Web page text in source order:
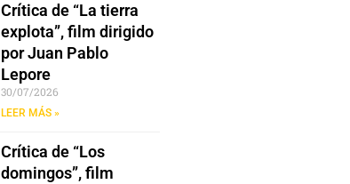
Crítica de “La tierra
explota”, film dirigido
por Juan Pablo
Lepore
30/07/2026
LEER MÁS »
Crítica de “Los
domingos”, film